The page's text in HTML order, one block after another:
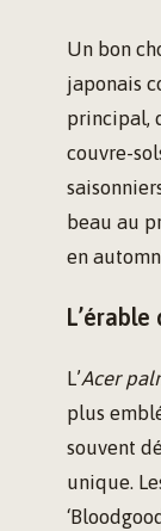
Un bon
japonais
principal,
couvre-
beau au
en
L’Acer
plus
souvent
unique.